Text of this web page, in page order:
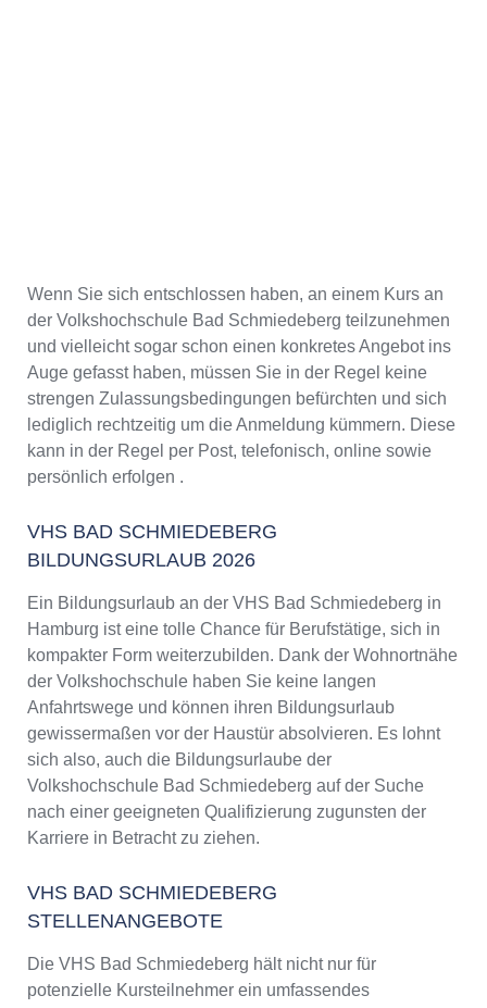
Wenn Sie sich entschlossen haben, an einem Kurs an
der Volkshochschule Bad Schmiedeberg teilzunehmen
und vielleicht sogar schon einen konkretes Angebot ins
Auge gefasst haben, müssen Sie in der Regel keine
strengen Zulassungsbedingungen befürchten und sich
lediglich rechtzeitig um die Anmeldung kümmern. Diese
kann in der Regel per Post, telefonisch, online sowie
persönlich erfolgen .
VHS BAD SCHMIEDEBERG
BILDUNGSURLAUB 2026
Ein Bildungsurlaub an der VHS Bad Schmiedeberg in
Hamburg ist eine tolle Chance für Berufstätige, sich in
kompakter Form weiterzubilden. Dank der Wohnortnähe
der Volkshochschule haben Sie keine langen
Anfahrtswege und können ihren Bildungsurlaub
gewissermaßen vor der Haustür absolvieren. Es lohnt
sich also, auch die Bildungsurlaube der
Volkshochschule Bad Schmiedeberg auf der Suche
nach einer geeigneten Qualifizierung zugunsten der
Karriere in Betracht zu ziehen.
VHS BAD SCHMIEDEBERG
STELLENANGEBOTE
Die VHS Bad Schmiedeberg hält nicht nur für
potenzielle Kursteilnehmer ein umfassendes